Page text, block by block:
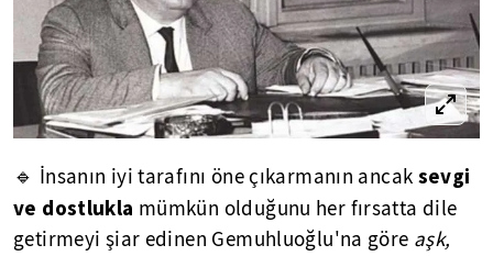
🔹 İnsanın iyi tarafını öne çıkarmanın ancak sevgi
ve dostlukla mümkün olduğunu her fırsatta dile
getirmeyi şiar edinen Gemuhluoğlu'na göre aşk,